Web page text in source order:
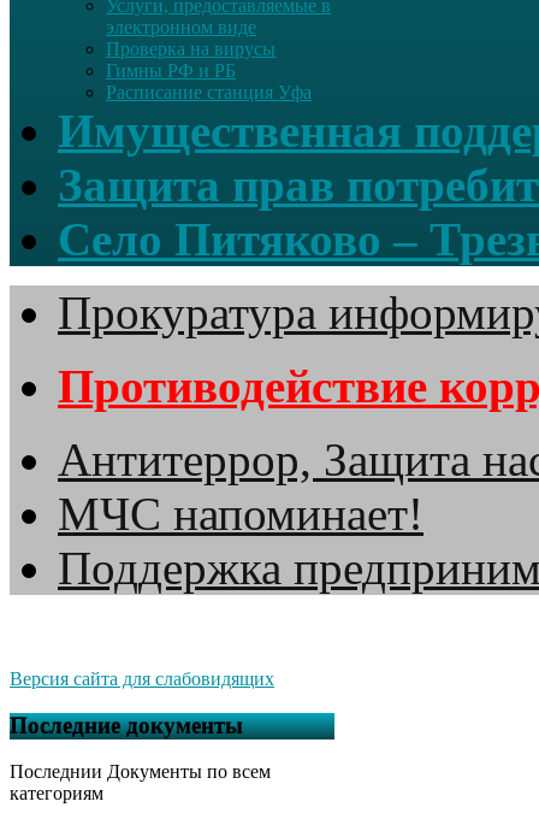
Услуги, предоставляемые в
электронном виде
Проверка на вирусы
Гимны РФ и РБ
Расписание станция Уфа
Имущественная
Защита прав
Село Питяково –
Прокуратура
Противодействие
Антитеррор, Защита
МЧС напоминает!
Поддержка
Версия сайта для слабовидящих
Последние документы
Последнии Документы по всем
категориям